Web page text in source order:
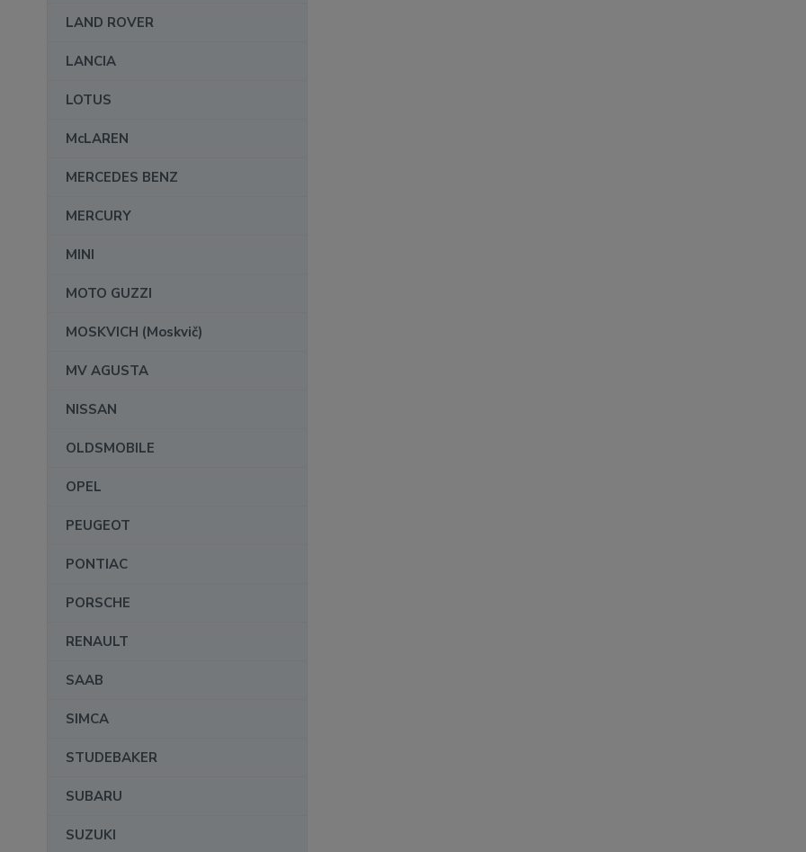
LAND ROVER
LANCIA
LOTUS
McLAREN
MERCEDES BENZ
MERCURY
MINI
MOTO GUZZI
MOSKVICH (Moskvič)
MV AGUSTA
NISSAN
OLDSMOBILE
OPEL
PEUGEOT
PONTIAC
PORSCHE
RENAULT
SAAB
SIMCA
STUDEBAKER
SUBARU
SUZUKI